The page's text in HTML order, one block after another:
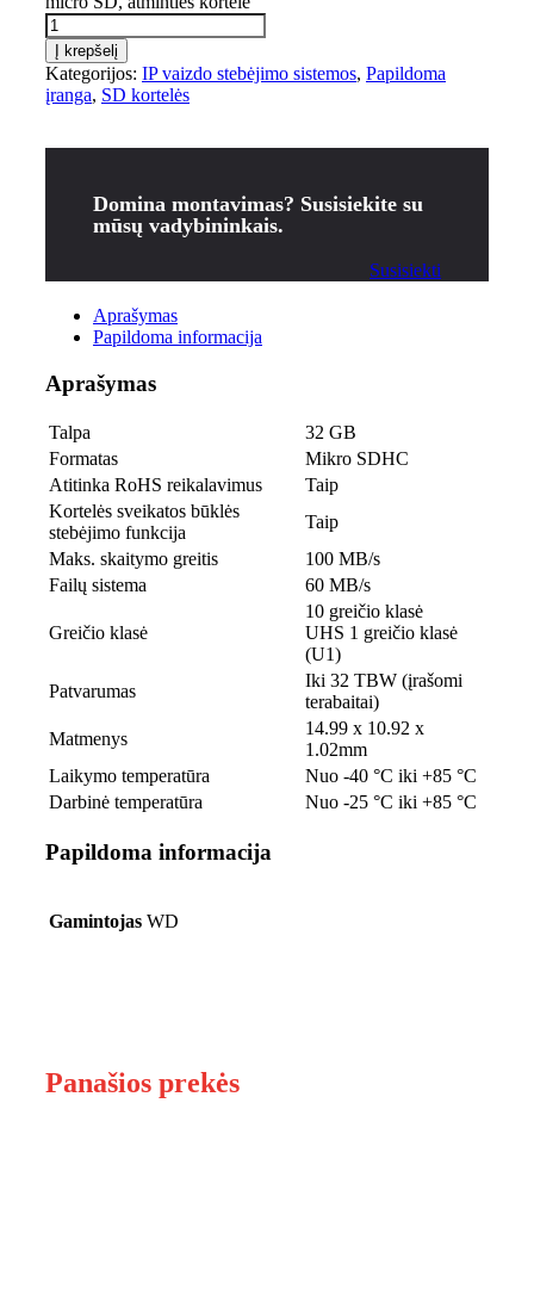
Į krepšelį
Kategorijos: IP vaizdo stebėjimo sistemos, Papildoma
įranga, SD kortelės
Domina montavimas? Susisiekite su
mūsų vadybininkais.
Susisiekti
Aprašymas
Papildoma informacija
Aprašymas
Talpa
32 GB
Formatas
Mikro SDHC
Atitinka RoHS reikalavimus
Taip
Kortelės sveikatos būklės
stebėjimo funkcija
Taip
Maks. skaitymo greitis
100 MB/s
Failų sistema
60 MB/s
Greičio klasė
10 greičio klasė
UHS 1 greičio klasė
(U1)
Patvarumas
Iki 32 TBW (įrašomi
terabaitai)
Matmenys
14.99 x 10.92 x
1.02mm
Laikymo temperatūra
Nuo -40 °C iki +85 °C
Darbinė temperatūra
Nuo -25 °C iki +85 °C
Papildoma informacija
Gamintojas WD
Panašios prekės